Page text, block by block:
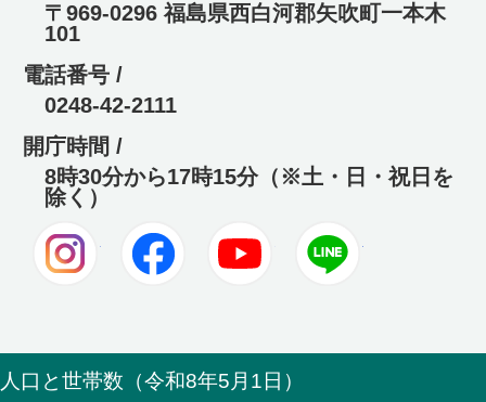
〒969-0296 福島県西白河郡矢吹町一本木
101
電話番号 /
0248-42-2111
開庁時間 /
8時30分から17時15分（※土・日・祝日を
除く）
Instagram Facebook Youtube